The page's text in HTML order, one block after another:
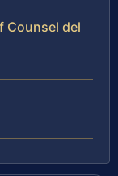
Counsel del